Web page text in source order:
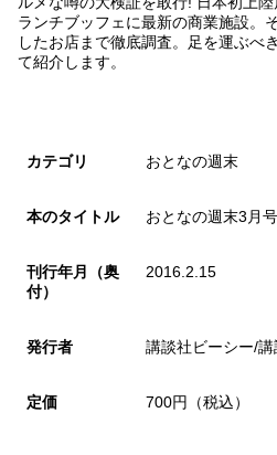
ランチブッフェに最新の商業施設。
したお店まで徹底調査。足を運ぶべ
て紹介します。
カテゴリ おとなの週末
本のタイトル おとなの週末3月号
刊行年月（奥
付）
2016.2.15
発行者 講談社ビーシー/講
定価 700円（税込）